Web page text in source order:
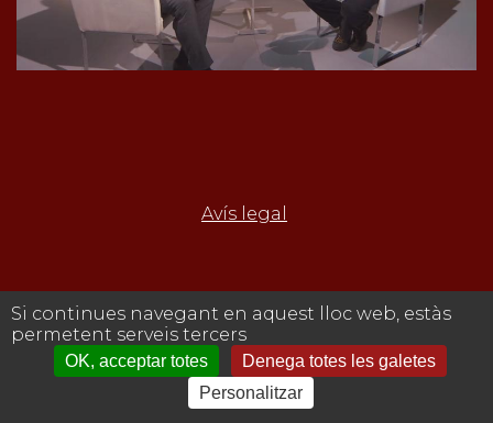
Avís legal
Si continues navegant en aquest lloc web, estàs
permetent serveis tercers
OK, acceptar totes
Denega totes les galetes
Personalitzar